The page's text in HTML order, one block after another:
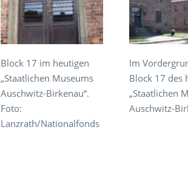
Block 17 im heutigen
„Staatlichen Museums
Auschwitz-Birkenau“.
Foto:
Lanzrath/Nationalfonds
Im
Block 17 des
„Staatlichen
Auschwitz-